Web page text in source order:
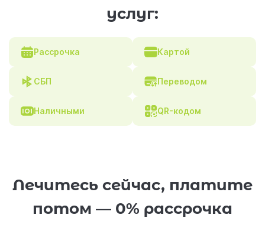
услуг:
Рассрочка Картой
СБП Переводом
Наличными QR-кодом
Лечитесь сейчас, платите
потом — 0% рассрочка